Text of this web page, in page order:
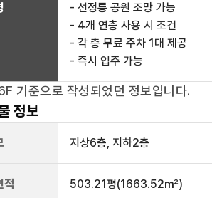
- 선정릉 공원 조망 가능
- 4개 연층 사용 시 조건
- 각 층 무료 주차 1대 제공
- 즉시 입주 가능
기준으로 작성되었던 정보입니다.
정보
지상6층, 지하2층
적 503.21평(1663.52㎡)